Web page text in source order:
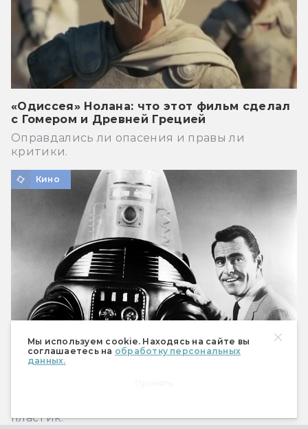
Мы используем cookie. Находясь на сайте вы
соглашаетесь на обработку персональных
данных.
«Одиссея» Нолана: что этот фильм сделал
с Гомером и Древней Грецией
Оправдались ли опасения и правы ли
критики.
Кино
пластик.